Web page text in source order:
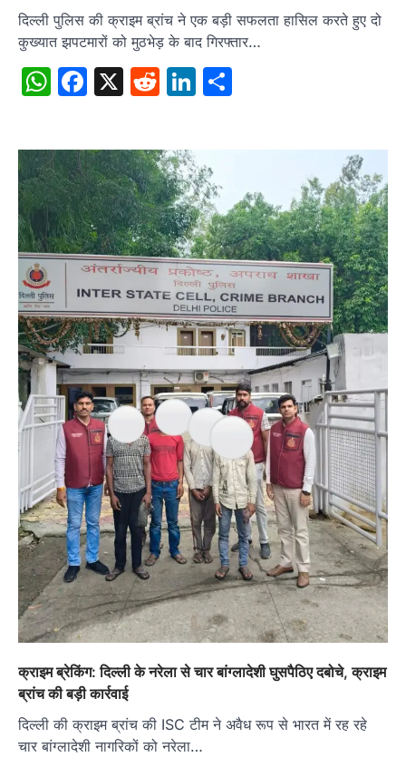
दिल्ली पुलिस की क्राइम ब्रांच ने एक बड़ी सफलता हासिल करते हुए दो
कुख्यात झपटमारों को मुठभेड़ के बाद गिरफ्तार…
WhatsApp
Facebook
X RedditLinkedIn
क्राइम ब्रेकिंग: दिल्ली के नरेला से चार बांग्लादेशी घुसपैठिए दबोचे, क्राइम
ब्रांच की बड़ी कार्रवाई
दिल्ली की क्राइम ब्रांच की ISC टीम ने अवैध रूप से भारत में रह रहे
चार बांग्लादेशी नागरिकों को नरेला…